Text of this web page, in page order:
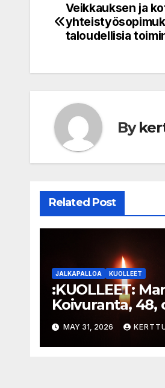
Post
navigation
Veikkauksen ja
taloudellisia
By
Related Post
JALKAPALLOA KUOLLEET
:KUOLLEET:
Koivuranta, 48,
kuollut
MAY 31, 2026